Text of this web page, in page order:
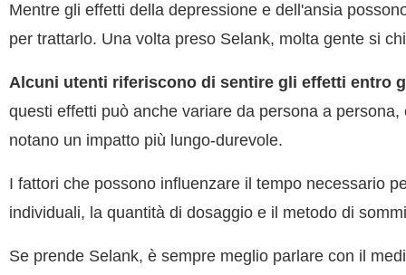
Mentre gli effetti della depressione e dell'ansia
per trattarlo. Una volta preso Selank, molta gente si
Alcuni utenti riferiscono di sentire gli effetti entro
questi effetti può anche variare da persona a
notano un impatto più lungo-durevole.
I fattori che possono influenzare il tempo necessario
individuali, la quantità di dosaggio e il metodo di
Se prende Selank, è sempre meglio parlare con il